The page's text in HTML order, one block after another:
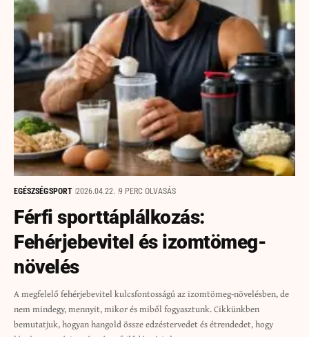
EGÉSZSÉGSPORT 2026.04.22. 9 PERC OLVASÁS
Férfi sporttáplálkozás:
Fehérjebevitel és izomtömeg-
növelés
A megfelelő fehérjebevitel kulcsfontosságú az izomtömeg-növelésben, de
nem mindegy, mennyit, mikor és miből fogyasztunk. Cikkünkben
bemutatjuk, hogyan hangold össze edzéstervedet és étrendedet, hogy